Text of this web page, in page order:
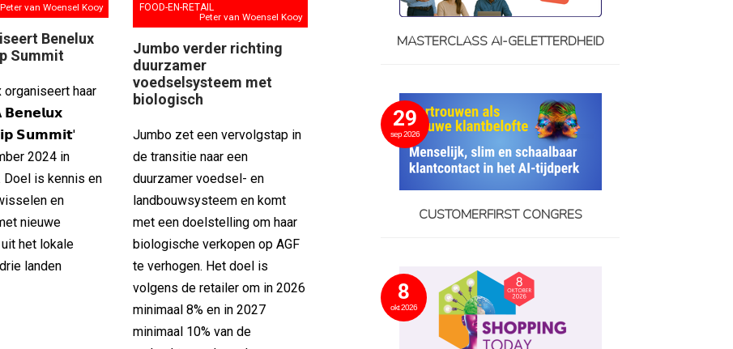
Peter van Woensel Kooy
Benelux
Summit
organiseert haar
𝗕𝗲𝗻𝗲𝗹𝘂𝘅
𝗦𝘂𝗺𝗺𝗶𝘁'
2024 in
Doel is kennis en
en
nieuwe
het lokale
landen
FOOD-EN-RETAIL
Peter van Woensel Kooy
Jumbo verder richting
duurzamer
voedselsysteem met
biologisch
Jumbo zet een vervolgstap in
de transitie naar een
duurzamer voedsel- en
landbouwsysteem en komt
met een doelstelling om haar
biologische verkopen op AGF
te verhogen. Het doel is
volgens de retailer om in 2026
minimaal 8% en in 2027
minimaal 10% van de
MASTERCLASS AI-GELETTERDHEID
29
sep 2026
CUSTOMERFIRST CONGRES
8
okt 2026